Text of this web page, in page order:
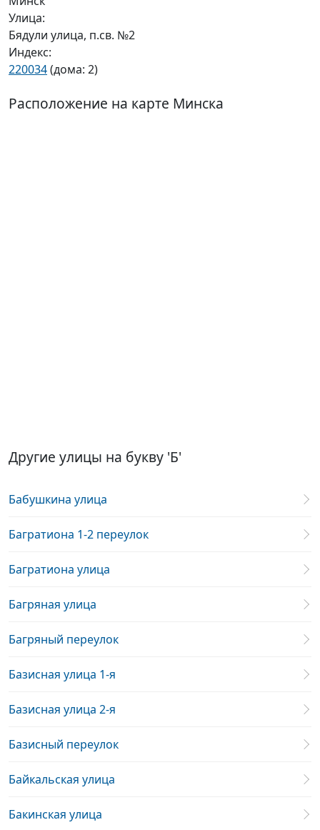
Улица:
Бядули улица, п.св. №2
Индекс:
220034(дома: 2)
Расположение на карте Минска
Другие улицы на букву 'Б'
Бабушкина улица
Багратиона 1-2 переулок
Багратиона улица
Багряная улица
Багряный переулок
Базисная улица 1-я
Базисная улица 2-я
Базисный переулок
Байкальская улица
Бакинская улица